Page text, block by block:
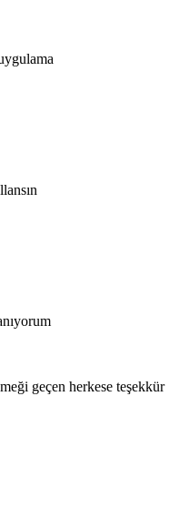
geçen herkese teşekkür